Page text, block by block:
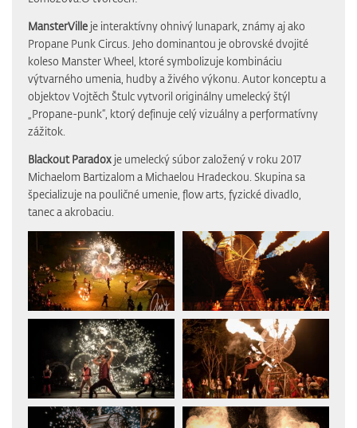
MansterVille je interaktívny ohnivý lunapark, známy aj ako
Propane Punk Circus. Jeho dominantou je obrovské dvojité
koleso Manster Wheel, ktoré symbolizuje kombináciu
výtvarného umenia, hudby a živého výkonu. Autor konceptu a
objektov Vojtěch Štulc vytvoril originálny umelecký štýl
„Propane-punk“, ktorý definuje celý vizuálny a performatívny
zážitok.
Blackout Paradox je umelecký súbor založený v roku 2017
Michaelom Bartizalom a Michaelou Hradeckou. Skupina sa
špecializuje na pouličné umenie, flow arts, fyzické divadlo,
tanec a akrobaciu.